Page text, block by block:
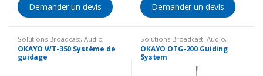
Demander un devis Demander un devis
Solutions Broadcast,Audio,
Microphone sans fil
OKAYO WT-350 Système de
guidage
Solutions Broadcast,Audio,
Microphone sans fil
OKAYO OTG-200 Guiding
System